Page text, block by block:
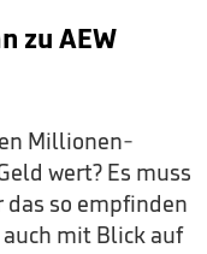
zu AEW
Millionen-
wert? Es muss
das so empfinden
mit Blick auf